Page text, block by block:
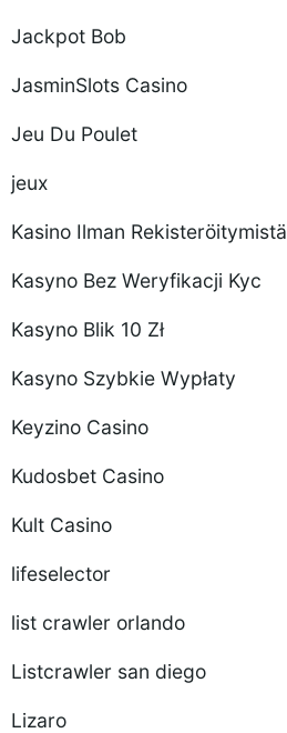
Jackpot Bob
JasminSlots Casino
Jeu Du Poulet
jeux
Kasino Ilman Rekisteröitymistä
Kasyno Bez Weryfikacji Kyc
Kasyno Blik 10 Zł
Kasyno Szybkie Wypłaty
Keyzino Casino
Kudosbet Casino
Kult Casino
lifeselector
list crawler orlando
Listcrawler san diego
Lizaro